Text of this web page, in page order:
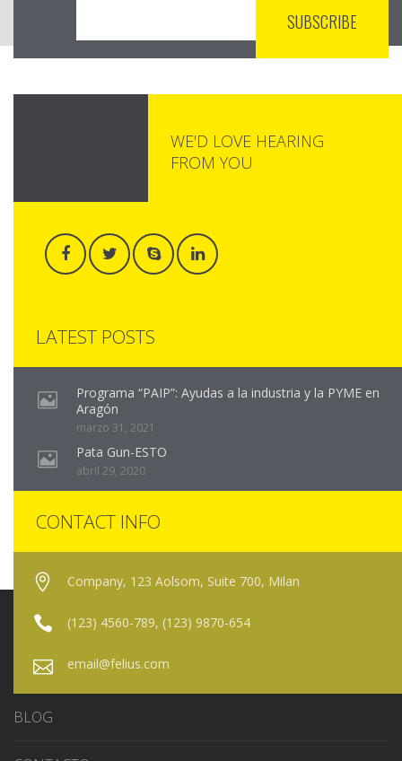
WE'D LOVE HEARING
FROM YOU
LATEST POSTS
Programa “PAIP”: Ayudas a la industria y la PYME en
Aragón
marzo 31, 2021
Pata Gun-ESTO
abril 29, 2020
CONTACT INFO
Company, 123 Aolsom, Suite 700, Milan
(123) 4560-789, (123) 9870-654
email@felius.com
BLOG